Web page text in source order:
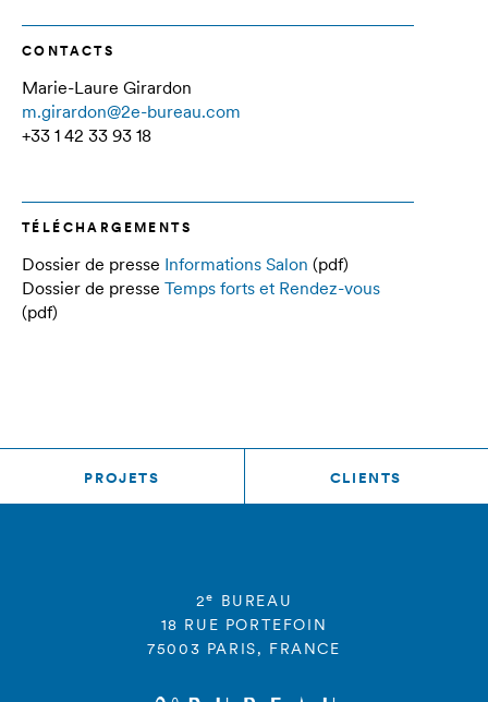
CONTACTS
Marie-Laure Girardon
m.girardon@2e-bureau.com
+33 1 42 33 93 18
TÉLÉCHARGEMENTS
Dossier de presse Informations Salon (pdf)
Dossier de presse Temps forts et Rendez-vous
(pdf)
PROJETS CLIENTS
2e
BUREAU
18 RUE PORTEFOIN
75003 PARIS, FRANCE